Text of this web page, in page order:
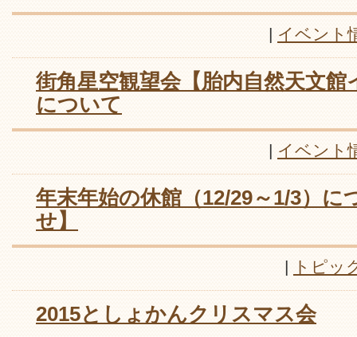
| イベント
街角星空観望会【胎内自然天文
について
| イベント
年末年始の休館（12/29～1/3）に
せ】
| トピッ
2015としょかんクリスマス会